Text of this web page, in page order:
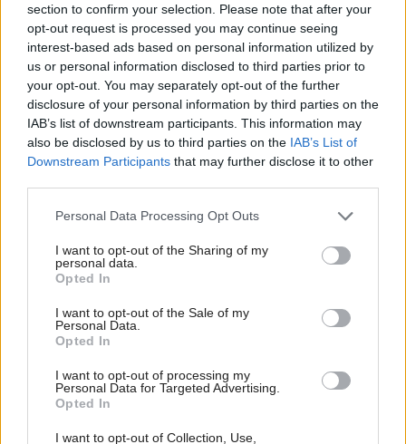
section to confirm your selection. Please note that after your
opt-out request is processed you may continue seeing
interest-based ads based on personal information utilized by
us or personal information disclosed to third parties prior to
your opt-out. You may separately opt-out of the further
disclosure of your personal information by third parties on the
IAB’s list of downstream participants. This information may
also be disclosed by us to third parties on the IAB’s List of
Downstream Participants that may further disclose it to other
Please note that this website/app uses one or more Google
not limited to your visit or usage behaviour. You may click to
grant or deny consent to Google and its third-party tags to
use your data for below specified purposes in below Google
consent section.
Personal Data Processing Opt Outs
I want to opt-out of the Sharing of my
personal data.
Opted In
I want to opt-out of the Sale of my
Personal Data.
Opted In
I want to opt-out of processing my
Personal Data for Targeted Advertising.
Opted In
I want to opt-out of Collection, Use,
Deti odrástli, rodičia majú bývanie presne podľa
seba. V novom dome je všetko pre ich život i
návštevy vnúčat
Žije pri lese, chová sliepky a uspáva ju rieka.
Miestni remeselníci vytvorili bývanie, ktoré vyzerá
ako malý raj
K bytu ladili aj škáry v obklade. Majitelia zbúrali
režiséra
Pridajte túto surovinu do prania, obliečky budú
hladšie a pevnejšie. Starý trik z hotelov poznali už
Na šírku má len 5 metrov a ľahko ho prehliadnete.
Za nenápadnou fasádou sa skrýva miesto